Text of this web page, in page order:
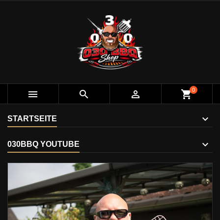
   shopping_cart0
STARTSEITE
030BBQ YOUTUBE